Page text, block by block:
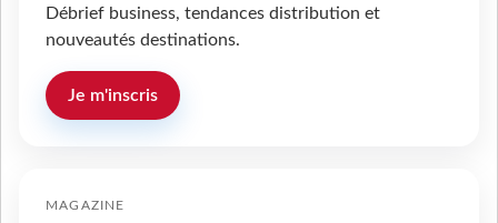
Débrief business, tendances distribution et
nouveautés destinations.
Je m'inscris
MAGAZINE